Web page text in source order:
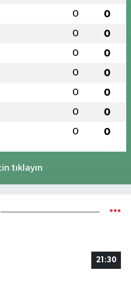
0 0
0 0
0 0
0 0
0 0
0 0
0 0
tıklayın
21:30